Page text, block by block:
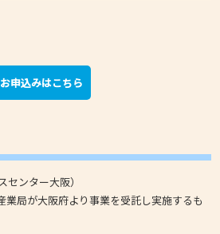
お申込みはこちら
ンター大阪）
業局が大阪府より事業を受託し実施するも